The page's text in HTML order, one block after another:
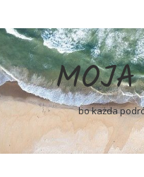
bo każda